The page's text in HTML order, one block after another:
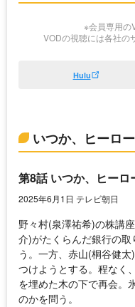
※会員専用の
VODの視聴には各社の
Hulu
いつか、ヒーロ
第8話 いつか、ヒーロ
2025年6月1日 テレビ朝日
野々村(泉澤祐希)の株講
介)がたくらんだ銀行の
う。一方、赤山(桐谷健
つけようとする。程なく
を埋めた木の下で再会。
のかを問う。